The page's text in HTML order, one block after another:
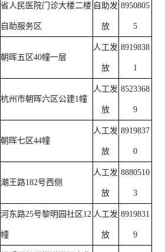
省人民医院门诊大楼二楼
自助服务区
自助发
放
8950805
5
朝晖五区40幢一层
人工发
放
8919838
1
杭州市朝晖六区公建1幢
人工发
放
8523368
9
朝晖七区44幢
人工发
放
8919837
0
潮王路182号西侧
人工发
放
8880510
3
河东路25号黎明园社区12
幢
人工发
放
8919831
9